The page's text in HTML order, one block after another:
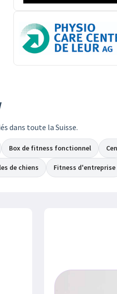
dans toute la Suisse.
Box de fitness fonctionnel
de chiens Fitness d'entreprise